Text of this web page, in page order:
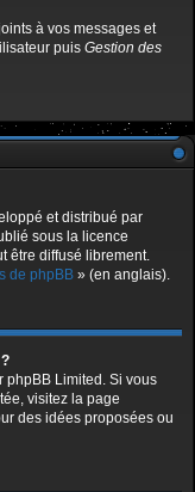
à vos messages et
puis Gestion des
et distribué par
sous la licence
être diffusé librement.
de phpBB » (en anglais).
phpBB Limited. Si vous
visitez la page
des idées proposées ou